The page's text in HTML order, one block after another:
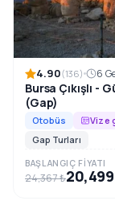
4.90(136) 6
Bursa Çıkışlı -
(Gap)
Otobüs
Vize
Gap Turları
BAŞLANGIÇ FIYATI
24,367 ₺